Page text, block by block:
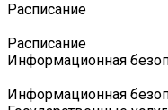
Расписание
Расписание
Информационная
Информационная